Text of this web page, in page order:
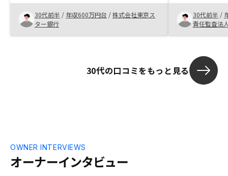
30代前半 / 年収600万円台 /株式会社東京ス
ター銀行
ので、有用な
クも検討した
が大事だと思
間で回収して
期間があった
プリに物件が
す。
30代前半 /
責任監査法
30代の口コミをもっと見る
オーナーインタビュー
OWNER INTERVIEWS